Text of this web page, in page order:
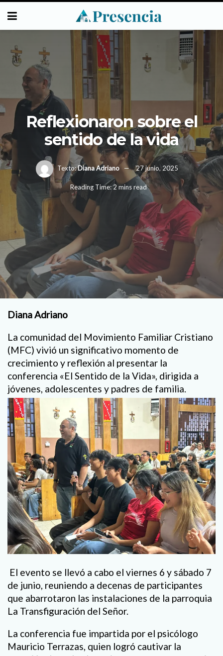
Reflexionaron sobre el
sentido de la vida
Texto:Diana Adriano 27 junio, 2025
Reading Time: 2 mins read
Diana Adriano
La comunidad del Movimiento Familiar Cristiano
(MFC) vivió un significativo momento de
crecimiento y reflexión al presentar la
conferencia «El Sentido de la Vida», dirigida a
jóvenes, adolescentes y padres de familia.
El evento se llevó a cabo el viernes 6 y sábado 7
de junio, reuniendo a decenas de participantes
que abarrotaron las instalaciones de la parroquia
La Transfiguración del Señor.
La conferencia fue impartida por el psicólogo
Mauricio Terrazas, quien logró cautivar la